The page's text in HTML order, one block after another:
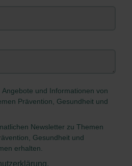
und Informationen von
Prävention, Gesundheit und
Newsletter zu Themen
Gesundheit und
erhalten.
.